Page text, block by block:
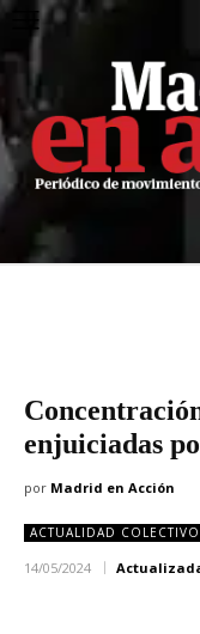
enjuiciadas
por Madrid en Acción
ACTUALIDAD
14/05/2024